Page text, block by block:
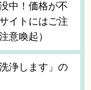
中！価格が不
イトにはご注
意喚起）
浄します」の